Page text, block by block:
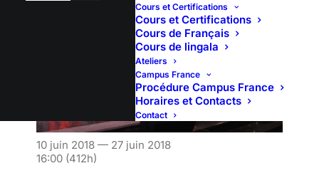
Cours et Certifications
Cours et Certifications
Cours de Français
Cours de lingala
Ateliers
Campus France
Procédure Campus France
Horaires et Contacts
Contact
10 juin 2018 — 27 juin 2018
16:00 (412h)